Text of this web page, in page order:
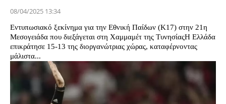
08/04/2025 13:34
Εντυπωσιακό ξεκίνημα για την Εθνική Παίδων (Κ17) στην 21η
Μεσογειάδα που διεξάγεται στη Χαμμαμέτ της ΤυνησίαςΗ Ελλάδα
επικράτησε 15-13 της διοργανώτριας χώρας, καταφέρνοντας
μάλιστα...